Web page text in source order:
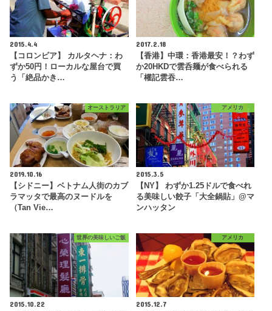
2015.4.4
【コロンビア】 カルタヘナ：わ
ずか50円！ローカルな屋台で買
う「絶品かき…
2017.2.18
【香港】中環：香港最安！？わず
か20HKDで雲呑麺が食べられる
「權記雲吞…
オーストラリア
2019.10.16
【シドニー】ベトナム人街のカブ
ラマッタで最高のヌードルを
（Tan Vie…
アメリカ
2015.3.5
【NY】 わずか1.25ドルで食べれ
る美味しい餃子「大全鍋貼」@マ
ンハッタン
世界の美味しいご飯
2015.10.22
アメリカ
2015.12.7